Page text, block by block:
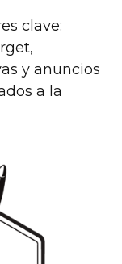
clave:
y anuncios
a la